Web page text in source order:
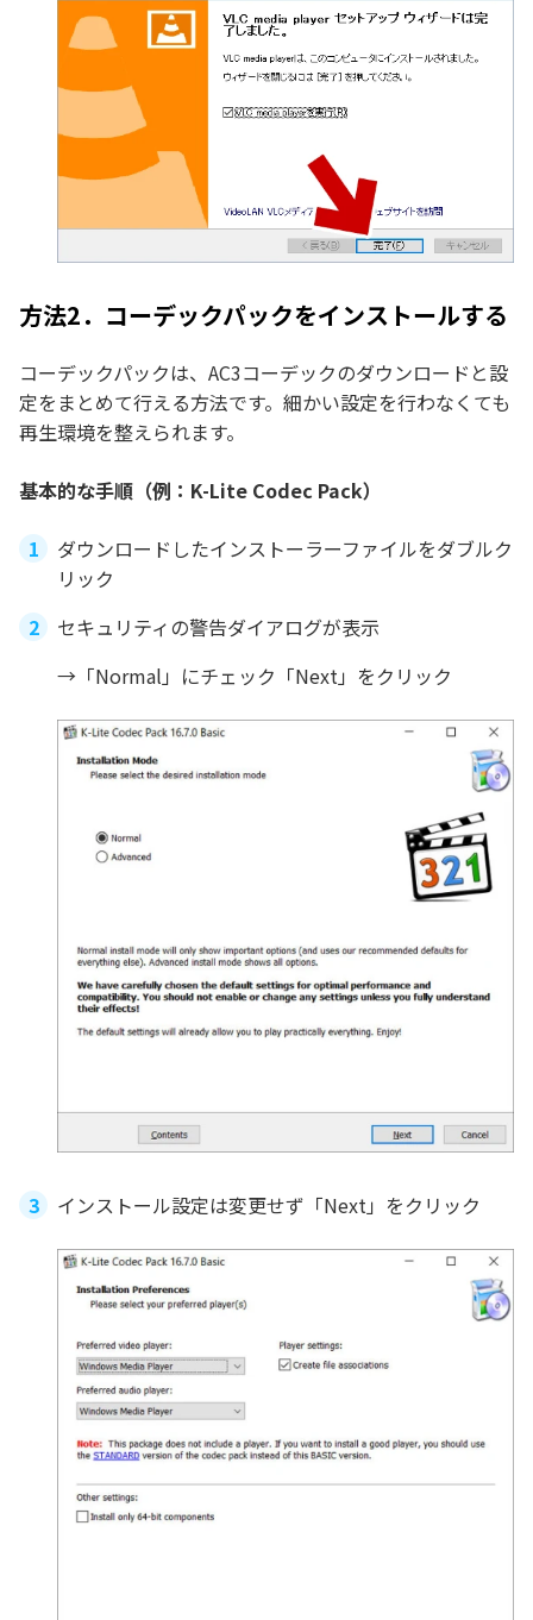
方法2．コーデックパックをインストールする
コーデックパックは、AC3コーデックのダウンロードと設
定をまとめて行える方法です。細かい設定を行わなくても
再生環境を整えられます。
基本的な手順（例：K-Lite Codec Pack）
ダウンロードしたインストーラーファイルをダブルク
リック
セキュリティの警告ダイアログが表示
→「Normal」にチェック「Next」をクリック
インストール設定は変更せず「Next」をクリック